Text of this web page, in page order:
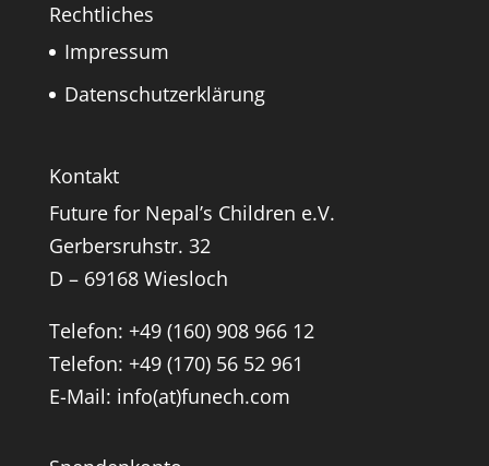
Rechtliches
Impressum
Datenschutzerklärung
Kontakt
Future for Nepal’s Children e.V.
Gerbersruhstr. 32
D – 69168 Wiesloch
Telefon: +49 (160) 908 966 12
Telefon: +49 (170) 56 52 961
E-Mail: info(at)funech.com